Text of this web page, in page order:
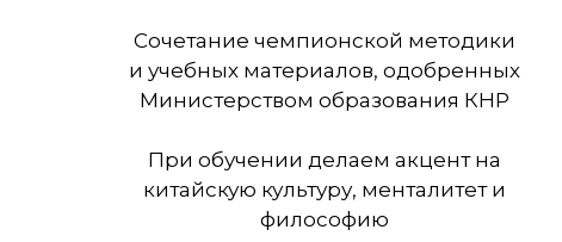
Сочетание чемпионской методики
и учебных материалов, одобренных
Министерством образования КНР
При обучении делаем акцент на
китайскую культуру, менталитет и
философию